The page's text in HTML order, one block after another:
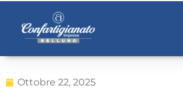
Ottobre 22, 2025